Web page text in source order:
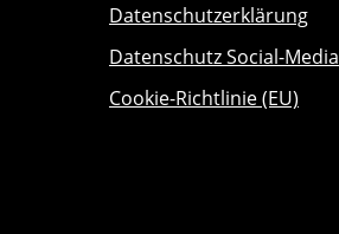
Datenschutzerklärung
Datenschutz Social-Media
Cookie-Richtlinie (EU)